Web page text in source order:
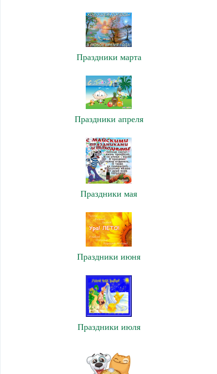
Праздники марта
Праздники апреля
Праздники мая
Праздники июня
Праздники июля